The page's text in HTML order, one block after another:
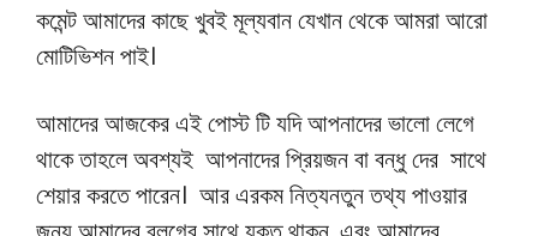
কমেন্ট আমাদের কাছে খুবই মূল্যবান যেখান থেকে আমরা আরো
মোটিভিশন পাই।
আমাদের আজকের এই পোস্ট টি যদি আপনাদের ভালো লেগে
থাকে তাহলে অবশ্যই আপনাদের প্রিয়জন বা বন্ধু দের সাথে
শেয়ার করতে পারেন। আর এরকম নিত্যনতুন তথ্য পাওয়ার